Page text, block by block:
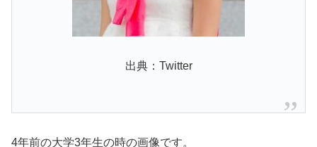
出典：Twitter
4年前の大学3年生の時の画像です。